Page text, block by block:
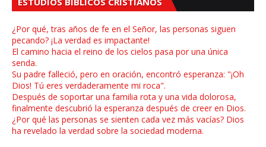
¿Por qué, tras años de fe en el Señor, las personas siguen
pecando? ¡La verdad es impactante!
El camino hacia el reino de los cielos pasa por una única
senda.
Su padre falleció, pero en oración, encontró esperanza: "¡Oh
Dios! Tú eres verdaderamente mi roca".
Después de soportar una familia rota y una vida dolorosa,
finalmente descubrió la esperanza después de creer en Dios.
¿Por qué las personas se sienten cada vez más vacías? Dios
ha revelado la verdad sobre la sociedad moderna.